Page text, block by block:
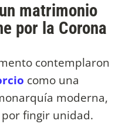
matrimonio
por la Corona
contemplaron
como una
moderna,
fingir unidad.